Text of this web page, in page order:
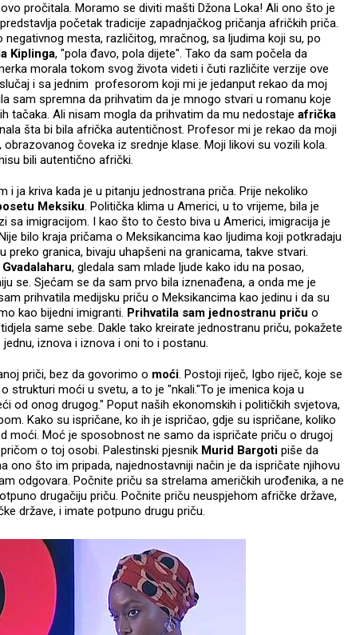
pročitala. Moramo se diviti mašti Džona Loka! Ali ono što je
početak tradicije zapadnjačkog pričanja afričkih priča.
mesta, različitog, mračnog, sa ljudima koji su, po
Kiplinga, "pola đavo, pola dijete". Tako da sam počela da
morala tokom svog života videti i čuti različite verzije ove
i sa jednim profesorom koji mi je jedanput rekao da moj
sam spremna da prihvatim da je mnogo stvari u romanu koje
tačaka. Ali nisam mogla da prihvatim da mu nedostaje afrička
šta bi bila afrička autentičnost. Profesor mi je rekao da moji
čoveka iz srednje klase. Moji likovi su vozili kola.
bili autentično afrički.
i ja kriva kada je u pitanju jednostrana priča. Prije nekoliko
Meksiku. Politička klima u Americi, u to vrijeme, bila je
sa imigracijom. I kao što to često biva u Americi, imigracija je
bilo kraja pričama o Meksikancima kao ljudima koji potkradaju
preko granica, bivaju uhapšeni na granicama, takve stvari.
Gvadalaharu, gledala sam mlade ljude kako idu na posao,
se. Sjećam se da sam prvo bila iznenađena, a onda me je
prihvatila medijsku priču o Meksikancima kao jedinu i da su
kao bijedni imigranti. Prihvatila sam jednostranu priču o
same sebe. Dakle tako kreirate jednostranu priču, pokažete
iznova i iznova i oni to i postanu.
priči, bez da govorimo o moći. Postoji riječ, Igbo riječ, koje se
strukturi moći u svetu, a to je "nkali."To je imenica koja u
od onog drugog." Poput naših ekonomskih i političkih svjetova,
Kako su ispričane, ko ih je ispričao, gdje su ispričane, koliko
moći. Moć je sposobnost ne samo da ispričate priču o drugoj
o toj osobi. Palestinski pjesnik Murid Bargoti piše da
ono što im pripada, najednostavniji način je da ispričate njihovu
odgovara. Počnite priču sa strelama američkih urođenika, a ne
drugačiju priču. Počnite priču neuspjehom afričke države,
države, i imate potpuno drugu priču.